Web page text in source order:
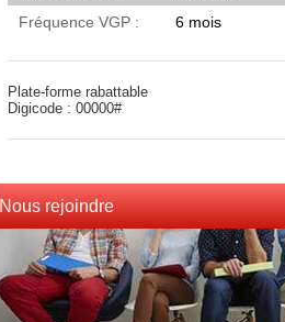
Fréquence VGP
6 mois
Plate-forme rabattable
Digicode : 00000#
Nous rejoindre